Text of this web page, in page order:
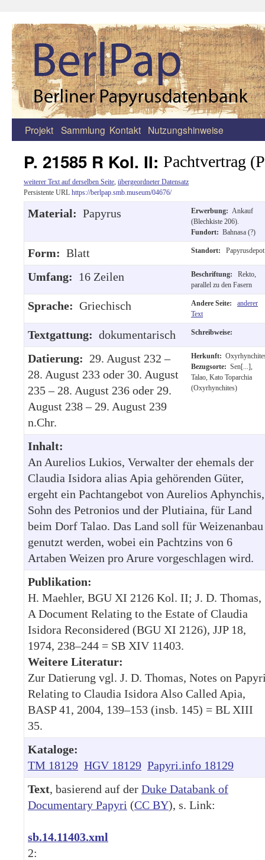
Zum
Projekt Sammlung Kontakt Nutzungshinweise
P. 21585 R Kol. II: Pachtvertrag
weiterer Text auf derselben Seite übergeordneter Datensatz
Persistente URL https://berlpap.smb.museum/04676/
Material: Papyrus Erwerbung: Ankauf
(Blechkiste 206).
Fundort: Bahnasa (?)
Form: Blatt Standort: Papyrusdepot
Umfang: 16 Zeilen Beschriftung:
Rekto,
parallel zu den Fasern
Sprache: Griechisch Andere Seite:
anderer
Text
Textgattung: dokumentarisch Schreibweise:
Datierung: 29. August 232 –
28. August 233 oder 30. August
235 – 28. August 236 oder 29.
August 238 – 29. August 239
n.Chr.
Herkunft:
Bezugsorte: Sen[...],
Talao, Kato Toparchia
(Oxyrhynchites)
Inhalt:
An Aurelios Lukios, Verwalter der ehemals der
Claudia Isidora alias Apia gehörenden Güter,
ergeht ein Pachtangebot von Aurelios Aphynchis,
Sohn des Petronios und der Plutiaina, für Land
beim Dorf Talao. Das Land soll für Weizenanbau
genutzt werden, wobei ein Pachtzins von 6
Artaben Weizen pro Arure vorgeschlagen wird.
Publikation:
H. Maehler, BGU XI 2126 Kol. II; J. D. Thomas,
A Document Relating to the Estate of Claudia
Isidora Reconsidered (BGU XI 2126), JJP 18,
1974, 238–244 = SB XIV 11403.
Weitere Literatur:
Zur Datierung vgl. J. D. Thomas, Notes on
Relating to Claudia Isidora Also Called Apia,
BASP 41, 2004, 139–153 (insb. 145) = BL XIII
35.
Kataloge:
TM 18129 HGV 18129 Papyri.info 18129
Text, basierend auf der Duke Databank of
Documentary Papyri (CC BY), s. Link:
sb.14.11403.xml
2: